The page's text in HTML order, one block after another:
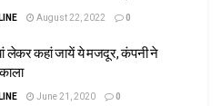
August 22, 2022 0
लेकर कहां जायें ये मजदूर, कंपनी ने
June 21, 2020 0